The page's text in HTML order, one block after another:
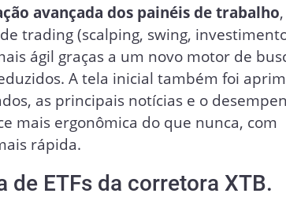
avançada dos painéis de trabalho
trading (scalping, swing,
ágil graças a um novo motor de
A tela inicial também foi
as principais notícias e o
mais ergonômica do que nunca, com
rápida.
ETFs da corretora XTB.